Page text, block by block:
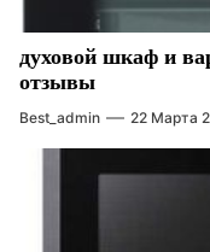
духовой шкаф и
отзывы
Best_admin 22 Марта